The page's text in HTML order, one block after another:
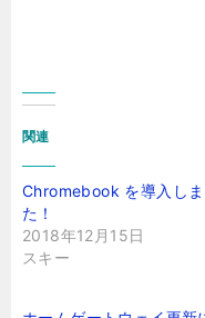
関連
Chromebook を導入しま
た！
2018年12月15日
スキー